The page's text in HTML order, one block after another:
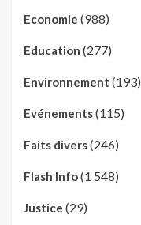
Economie (988)
Education (277)
Environnement (193)
Evénements(115)
Faits divers(246)
Flash Info(1 548)
Justice (29)